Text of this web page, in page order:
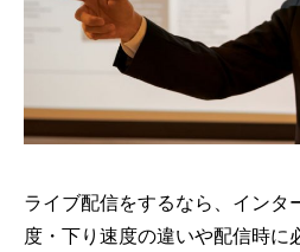
ライブ配信をするなら、インタ
度・下り速度の違いや配信時に